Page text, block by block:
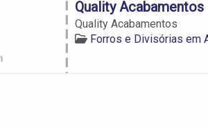
Quality Acabamentos
Quality Acabamentos
Forros e Divisórias em